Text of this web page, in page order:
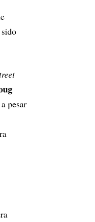
pesar